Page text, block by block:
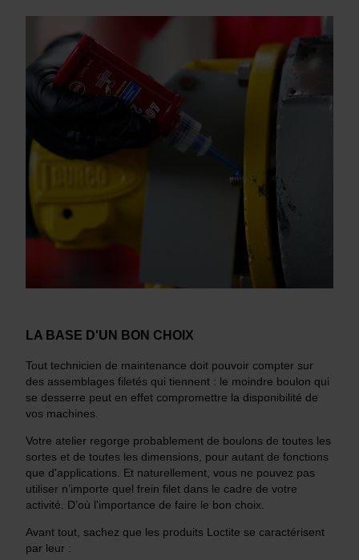
LA BASE D'UN BON CHOIX
Tout technicien de maintenance doit pouvoir compter sur
des assemblages filetés qui tiennent : le moindre boulon qui
se desserre peut en effet compromettre la disponibilité de
vos machines.
Votre atelier regorge probablement de boulons de toutes les
sortes et de toutes les dimensions, pour autant de fonctions
que d'applications. Et naturellement, vous ne pouvez pas
utiliser n’importe quel frein filet dans le cadre de votre
activité. D’où l'importance de faire le bon choix.
Avant tout, sachez que les produits Loctite se caractérisent
par leur :